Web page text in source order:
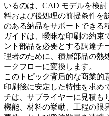
いるのは、CAD モデルを検
料および後処理の前提条件を
のある納品をサポートできる
ガイドは、曖昧な印刷の約束
ント部品を必要とする調達チ
理者のために、積層部品の熱
ークフローに変換します。
このトピック背后的な商業的
印刷後に安定した特性を求め
チは、サプライヤーに見積も
機能、材料の挙動、工程の限